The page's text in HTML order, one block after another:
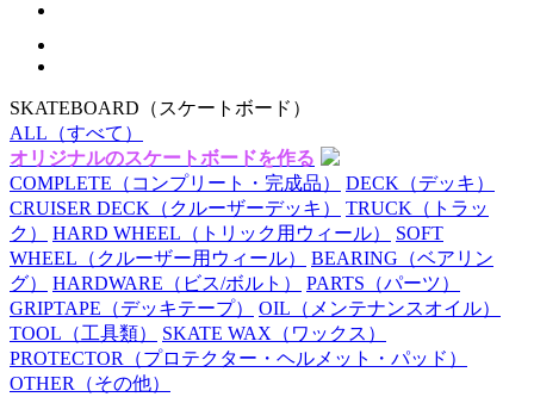
SKATEBOARD （スケートボード）
ALL （すべて）
オリジナルのスケートボードを作る
COMPLETE （コンプリート・完成品） DECK （デッキ）
CRUISER DECK （クルーザーデッキ） TRUCK （トラッ
ク）
HARD WHEEL （トリック用ウィール）
SOFT
WHEEL （クルーザー用ウィール） BEARING （ベアリン
グ）
HARDWARE （ビス/ボルト） PARTS （パーツ）
GRIPTAPE （デッキテープ） OIL （メンテナンスオイル）
TOOL （工具類） SKATE WAX （ワックス）
PROTECTOR （プロテクター・ヘルメット・パッド）
OTHER （その他）